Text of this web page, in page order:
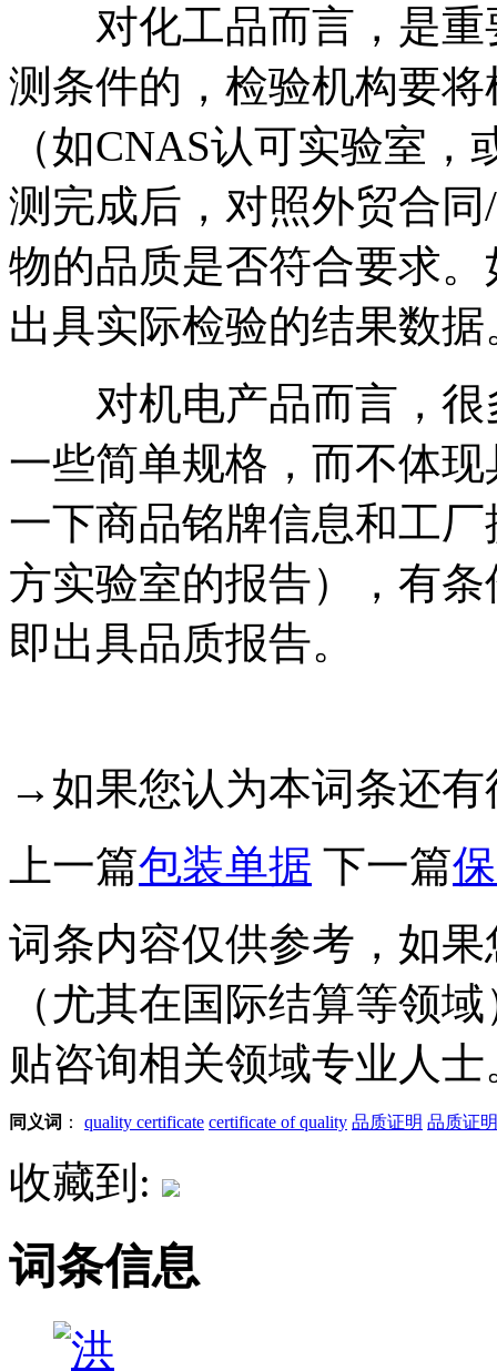
对化工品而言，是重
测条件的，检验机构要
（如CNAS认可实验室
测完成后，对照外贸合
物的品质是否符合要求
出具实际检验的结果数据
对机电产品而言，很
一些简单规格，而不体
一下商品铭牌信息和工
方实验室的报告），有
即出具品质报告。
→如果您认为本词条还
上一篇包装单据 下一篇
词条内容仅供参考，如
（尤其在国际结算等领
贴咨询相关领域专业人士
同义词 ： quality certificate certificate of quality 品质证明 品质证
收藏到:
词条信息